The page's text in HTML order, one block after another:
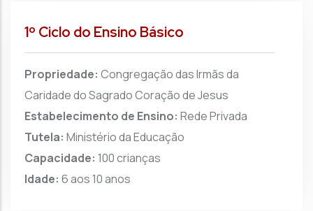
1º Ciclo do Ensino Básico
Propriedade: Congregação das Irmãs da
Caridade do Sagrado Coração de Jesus
Estabelecimento de Ensino: Rede Privada
Tutela: Ministério da Educação
Capacidade: 100 crianças
Idade: 6 aos 10 anos